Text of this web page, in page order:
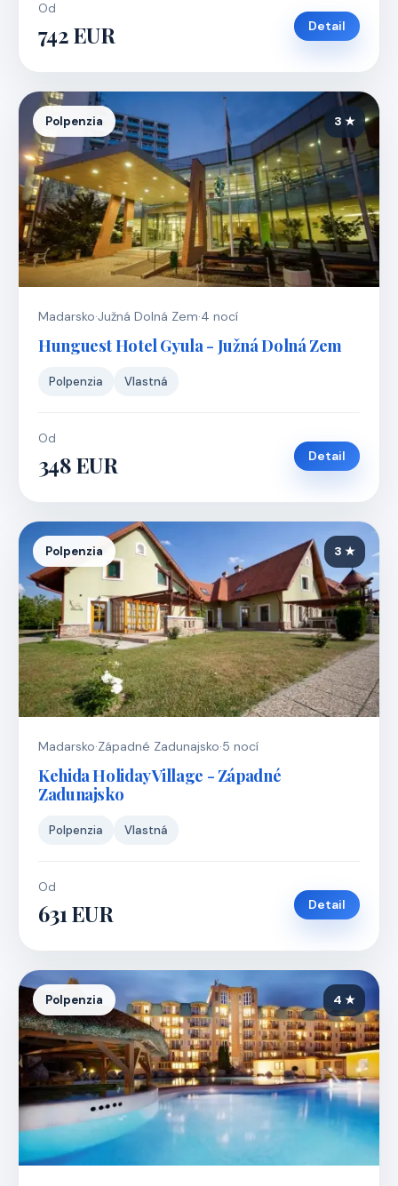
Od
742 EUR Detail
Polpenzia 3 ★
Madarsko·Južná Dolná Zem·4 nocí
Hunguest Hotel Gyula - Južná Dolná Zem
Polpenzia Vlastná
Od
348 EUR Detail
Polpenzia 3 ★
Madarsko·Západné Zadunajsko·5 nocí
Kehida Holiday Village - Západné
Zadunajsko
Polpenzia Vlastná
Od
631 EUR Detail
Polpenzia 4 ★